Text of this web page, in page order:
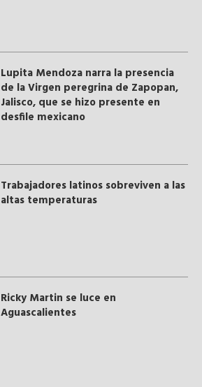
Lupita Mendoza narra la presencia
de la Virgen peregrina de Zapopan,
Jalisco, que se hizo presente en
desfile mexicano
Trabajadores latinos sobreviven a las
altas temperaturas
Ricky Martin se luce en
Aguascalientes